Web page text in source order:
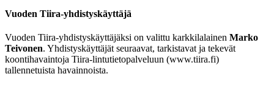
Vuoden Tiira-yhdistyskäyttäjä
Vuoden Tiira-yhdistyskäyttäjäksi on valittu karkkilalainen Marko
Teivonen. Yhdistyskäyttäjät seuraavat, tarkistavat ja tekevät
koontihavaintoja Tiira-lintutietopalveluun (www.tiira.fi)
tallennetuista havainnoista.